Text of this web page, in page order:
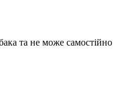
та не може самостійно